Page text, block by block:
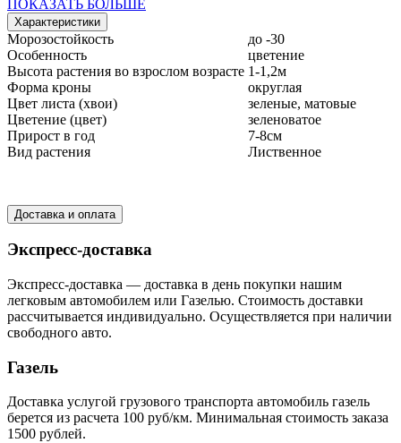
ПОКАЗАТЬ БОЛЬШЕ
Характеристики
Морозостойкость
до -30
Особенность
цветение
Высота растения во взрослом возрасте 1-1,2м
Форма кроны
округлая
Цвет листа (хвои)
зеленые, матовые
Цветение (цвет)
зеленоватое
Прирост в год
7-8см
Вид растения
Лиственное
Доставка и оплата
Экспресс-доставка
Экспресс-доставка — доставка в день покупки нашим
легковым автомобилем или Газелью. Стоимость доставки
рассчитывается индивидуально. Осуществляется при наличии
свободного авто.
Газель
Доставка услугой грузового транспорта автомобиль газель
берется из расчета 100 руб/км. Минимальная стоимость заказа
1500 рублей.